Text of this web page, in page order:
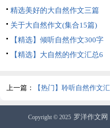
精选美好的大自然作文三篇
关于大自然作文(集合15篇)
【精选】倾听自然作文300字
三篇【精选】大自然的作文汇总6
上一篇： 【热门】聆听自然作文汇
总五篇
Copyright © 2025 罗洋作文网